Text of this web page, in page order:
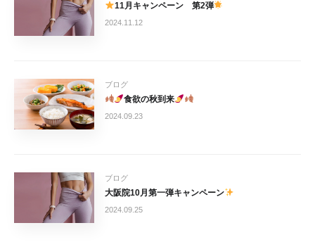
11月キャンペーン 第2弾
2024.11.12
ブログ
食欲の秋到来
2024.09.23
ブログ
大阪院10月第一弾キャンペーン
2024.09.25